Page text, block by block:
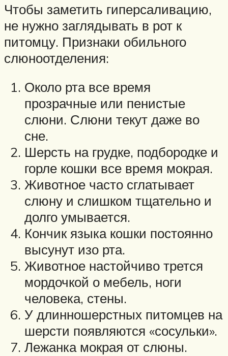
Чтобы заметить гиперсаливацию,
не нужно заглядывать в рот к
питомцу. Признаки обильного
слюноотделения:
Около рта все время
прозрачные или пенистые
слюни. Слюни текут даже во
сне.
Шерсть на грудке, подбородке и
горле кошки все время мокрая.
Животное часто сглатывает
слюну и слишком тщательно и
долго умывается.
Кончик языка кошки постоянно
высунут изо рта.
Животное настойчиво трется
мордочкой о мебель, ноги
человека, стены.
У длинношерстных питомцев на
шерсти появляются «сосульки».
Лежанка мокрая от слюны.